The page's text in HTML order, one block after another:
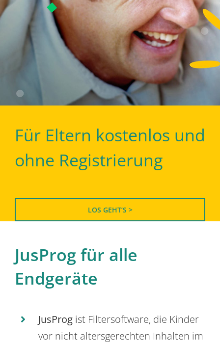
Für Eltern kostenlos und
ohne Registrierung
LOS GEHT’S >
JusProg für alle
Endgeräte
JusProg ist Filtersoftware, die Kinder
vor nicht altersgerechten Inhalten im